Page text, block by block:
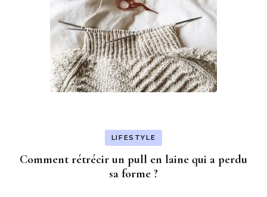
LIFESTYLE
Comment rétrécir un pull en laine qui a perdu
sa forme ?